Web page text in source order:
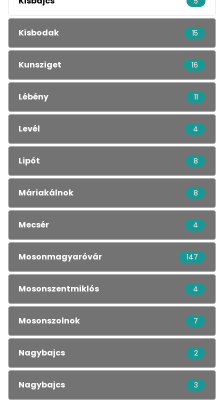
Kisbodak 15
Kunsziget 16
Lébény 11
Levél 4
Lipót 8
Máriakálnok 8
Mecsér 4
Mosonmagyaróvár 147
Mosonszentmiklós 4
Mosonszolnok 7
Nagybajcs 2
Nagybajcs 3